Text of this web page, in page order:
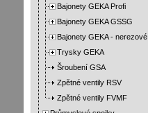
Bajonety GEKA Profi
Bajonety GEKA GSSG
Bajonety GEKA - nerezové
Trysky GEKA
Šroubení GSA
Zpětné ventily RSV
Zpětné ventily FVMF